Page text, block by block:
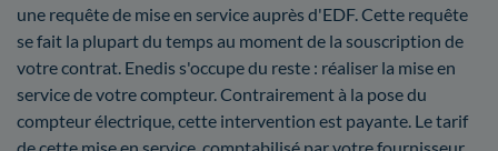
une requête de mise en service auprès d'EDF. Cette requête
se fait la plupart du temps au moment de la souscription de
votre contrat. Enedis s'occupe du reste : réaliser la mise en
service de votre compteur. Contrairement à la pose du
compteur électrique, cette intervention est payante. Le tarif